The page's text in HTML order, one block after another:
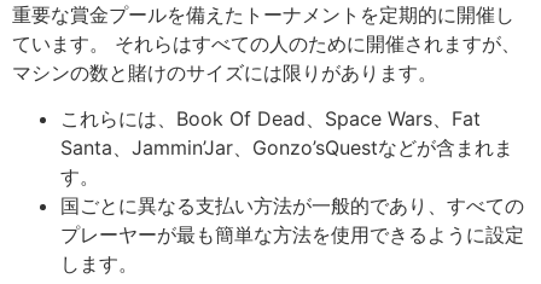
重要な賞金プールを備えたトーナメントを定期的に開催し
ています。 それらはすべての人のために開催されますが、
マシンの数と賭けのサイズには限りがあります。
これらには、Book Of Dead、Space Wars、Fat
Santa、Jammin’Jar、Gonzo’sQuestなどが含まれま
す。
国ごとに異なる支払い方法が一般的であり、すべての
プレーヤーが最も簡単な方法を使用できるように設定
します。